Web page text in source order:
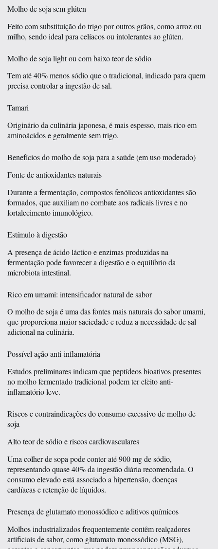
Molho de soja sem glúten
Feito com substituição do trigo por outros grãos, como arroz ou
milho, sendo ideal para celíacos ou intolerantes ao glúten.
Molho de soja light ou com baixo teor de sódio
Tem até 40% menos sódio que o tradicional, indicado para quem
precisa controlar a ingestão de sal.
Tamari
Originário da culinária japonesa, é mais espesso, mais rico em
aminoácidos e geralmente sem trigo.
Benefícios do molho de soja para a saúde (em uso moderado)
Fonte de antioxidantes naturais
Durante a fermentação, compostos fenólicos antioxidantes são
formados, que auxiliam no combate aos radicais livres e no
fortalecimento imunológico.
Estímulo à digestão
A presença de ácido láctico e enzimas produzidas na
fermentação pode favorecer a digestão e o equilíbrio da
microbiota intestinal.
Rico em umami: intensificador natural de sabor
O molho de soja é uma das fontes mais naturais do sabor umami,
que proporciona maior saciedade e reduz a necessidade de sal
adicional na culinária.
Possível ação anti-inflamatória
Estudos preliminares indicam que peptídeos bioativos presentes
no molho fermentado tradicional podem ter efeito anti-
inflamatório leve.
Riscos e contraindicações do consumo excessivo de molho de
soja
Alto teor de sódio e riscos cardiovasculares
Uma colher de sopa pode conter até 900 mg de sódio,
representando quase 40% da ingestão diária recomendada. O
consumo elevado está associado a hipertensão, doenças
cardíacas e retenção de líquidos.
Presença de glutamato monossódico e aditivos químicos
Molhos industrializados frequentemente contêm realçadores
artificiais de sabor, como glutamato monossódico (MSG),